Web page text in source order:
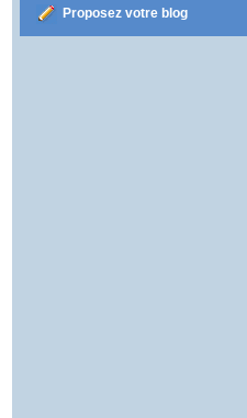
Proposez votre blog